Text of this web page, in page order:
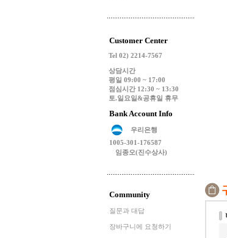
Customer Center
Tel 02) 2214-7567
상담시간
평일 09:00 ~ 17:00
점심시간 12:30 ~ 13:30
토.일요일&공휴일 휴무
Bank Account Info
우리은행
1005-301-176587
임종오(진수상사)
Community
질문과 대답
장바구니에 요청하기